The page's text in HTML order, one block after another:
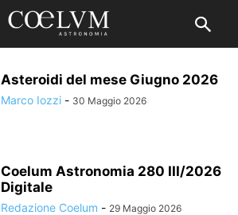
Asteroidi del mese Giugno 2026
Marco Iozzi - 30 Maggio 2026
Coelum Astronomia 280 III/2026
Digitale
Redazione Coelum - 29 Maggio 2026